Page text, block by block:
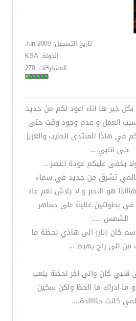
تاريخ التسجيل: Jun 2009
الدولة: KSA
المشاركات: 278
خير ها اناء اعود لكم من جديد
العمل و عدم وجود وقت حتى
في هاذا المنتدى الطيب والعزيز
على قلبي ...
يخفى عليكم عودة النصر...
تشرق من جديد في سماء
هو النصر و لا بلاش نعم عاد
بطولتين غالية على جماهر
الشمس .....
كان (نار) الى هاذي لحظة ما
من الى راح يهبط ...
قلبي كان والى اخر لحظة يلعب
ما ادراك ما الحظ ولكن سكين
كانت حااااادة....